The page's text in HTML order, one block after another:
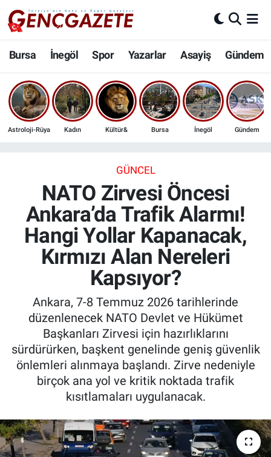
Bursa İnegöl Spor Yazarlar Asayiş Gündem
Astroloji-Rüya Kadın Kültür& Bursa İnegöl Gündem
GÜNCEL
NATO Zirvesi Öncesi
Ankara’da Trafik Alarmı!
Hangi Yollar Kapanacak,
Kırmızı Alan Nereleri
Kapsıyor?
Ankara, 7-8 Temmuz 2026 tarihlerinde
düzenlenecek NATO Devlet ve Hükümet
Başkanları Zirvesi için hazırlıklarını
sürdürürken, başkent genelinde geniş güvenlik
önlemleri alınmaya başlandı. Zirve nedeniyle
birçok ana yol ve kritik noktada trafik
kısıtlamaları uygulanacak.
Bursa
İnegöl
3.SAYFA
Ekonomi
Güncel
İnanç
Kültür & Sanat
Sağlık
Siyaset
Teknoloji
Yazarlar
Nöbetçi Eczaneler
Hava Durumu
Trafik Durumu
Son Dakika Haberleri
Haber Arşivi